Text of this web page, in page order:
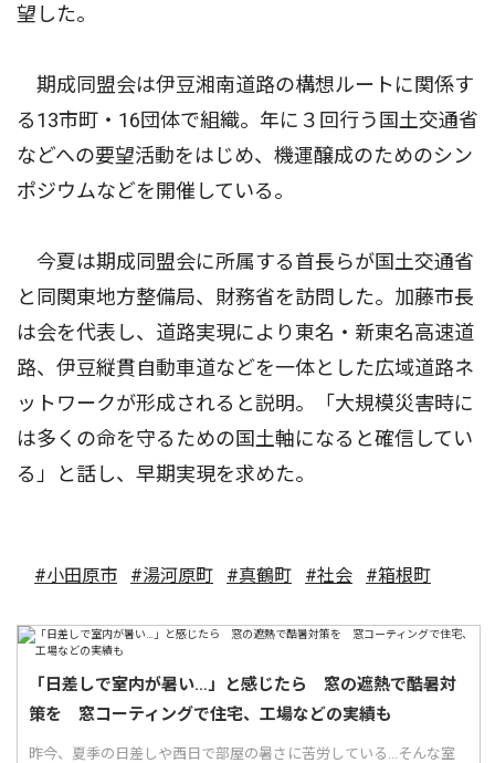
望した。
期成同盟会は伊豆湘南道路の構想ルートに関係す
る13市町・16団体で組織。年に３回行う国土交通省
などへの要望活動をはじめ、機運醸成のためのシン
ポジウムなどを開催している。
今夏は期成同盟会に所属する首長らが国土交通省
と同関東地方整備局、財務省を訪問した。加藤市長
は会を代表し、道路実現により東名・新東名高速道
路、伊豆縦貫自動車道などを一体とした広域道路ネ
ットワークが形成されると説明。「大規模災害時に
は多くの命を守るための国土軸になると確信してい
る」と話し、早期実現を求めた。
#小田原市 #湯河原町 #真鶴町 #社会 #箱根町
「日差しで室内が暑い…」と感じたら 窓の遮熱で酷暑対
策を 窓コーティングで住宅、工場などの実績も
昨今、夏季の日差しや西日で部屋の暑さに苦労している...そんな室